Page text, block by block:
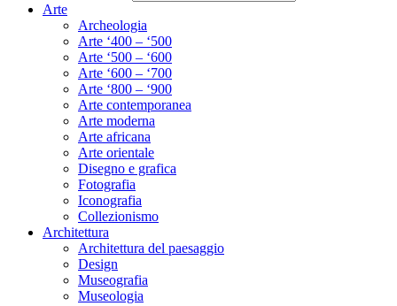
Arte
Archeologia
Arte ‘400 – ‘500
Arte ‘500 – ‘600
Arte ‘600 – ‘700
Arte ‘800 – ‘900
Arte contemporanea
Arte moderna
Arte africana
Arte orientale
Disegno e grafica
Fotografia
Iconografia
Collezionismo
Architettura
Architettura del paesaggio
Design
Museografia
Museologia